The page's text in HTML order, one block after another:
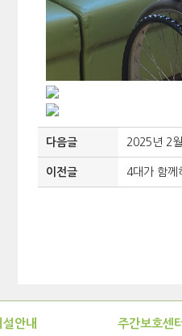
다음글 2025년 2
이전글 4대가 함께
안내 주간보호센